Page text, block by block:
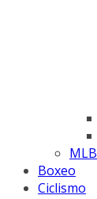
MLB
Boxeo
Ciclismo